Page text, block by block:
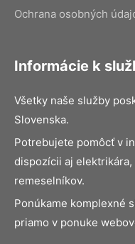
Ochrana osobných
Informácie k
Všetky naše služby
Slovenska.
Potrebujete pomôcť v
dispozícii aj
remeselníkov.
Ponúkame komplexné
priamo v ponuke